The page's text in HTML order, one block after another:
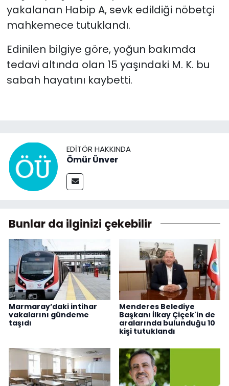
yakalanan Habip A, sevk edildiği nöbetçi
mahkemece tutuklandı.
Edinilen bilgiye göre, yoğun bakımda
tedavi altında olan 15 yaşındaki M. K. bu
sabah hayatını kaybetti.
EDITÖR HAKKINDA
Ömür Ünver
Bunlar da ilginizi çekebilir
Marmaray’daki intihar
vakalarını gündeme
taşıdı
Menderes Belediye
Başkanı İlkay Çiçek'in de
aralarında bulunduğu 10
kişi tutuklandı